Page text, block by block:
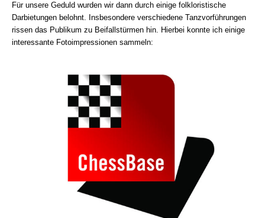
Für unsere Geduld wurden wir dann durch einige folkloristische
Darbietungen belohnt. Insbesondere verschiedene Tanzvorführungen
rissen das Publikum zu Beifallstürmen hin. Hierbei konnte ich einige
interessante Fotoimpressionen sammeln: